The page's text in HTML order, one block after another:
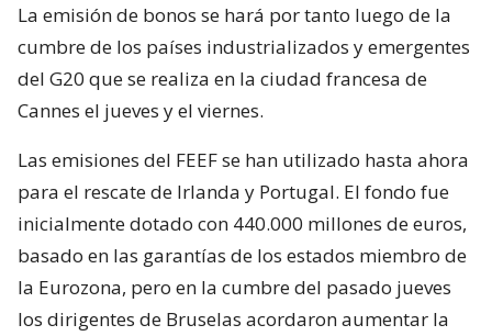
La emisión de bonos se hará por tanto luego de la
cumbre de los países industrializados y emergentes
del G20 que se realiza en la ciudad francesa de
Cannes el jueves y el viernes.
Las emisiones del FEEF se han utilizado hasta ahora
para el rescate de Irlanda y Portugal. El fondo fue
inicialmente dotado con 440.000 millones de euros,
basado en las garantías de los estados miembro de
la Eurozona, pero en la cumbre del pasado jueves
los dirigentes de Bruselas acordaron aumentar la